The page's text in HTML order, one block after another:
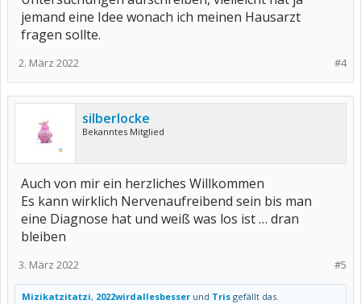
jemand eine Idee wonach ich meinen Hausarzt
fragen sollte.
#4
2. März 2022
silberlocke
Bekanntes Mitglied
Auch von mir ein herzliches Willkommen
Es kann wirklich Nervenaufreibend sein bis man
eine Diagnose hat und weiß was los ist … dran
bleiben
#5
3. März 2022
Mizikatzitatzi, 2022wirdallesbesser und Tris gefällt das.